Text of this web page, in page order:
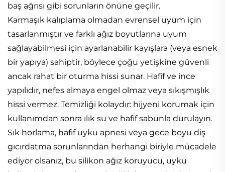
baş ağrısı gibi sorunların önüne geçilir.
Karmaşık kalıplama olmadan evrensel uyum için
tasarlanmıştır ve farklı ağız boyutlarına uyum
sağlayabilmesi için ayarlanabilir kayışlara (veya esnek
bir yapıya) sahiptir, böylece çoğu yetişkine güvenli
ancak rahat bir oturma hissi sunar. Hafif ve ince
yapılıdır, nefes almaya engel olmaz veya sıkışmışlık
hissi vermez. Temizliği kolaydır: hijyeni korumak için
kullanımdan sonra ılık su ve hafif sabunla durulayın.
Sık horlama, hafif uyku apnesi veya gece boyu diş
gıcırdatma sorunlarından herhangi biriyle mücadele
ediyor olsanız, bu silikon ağız koruyucu, uyku